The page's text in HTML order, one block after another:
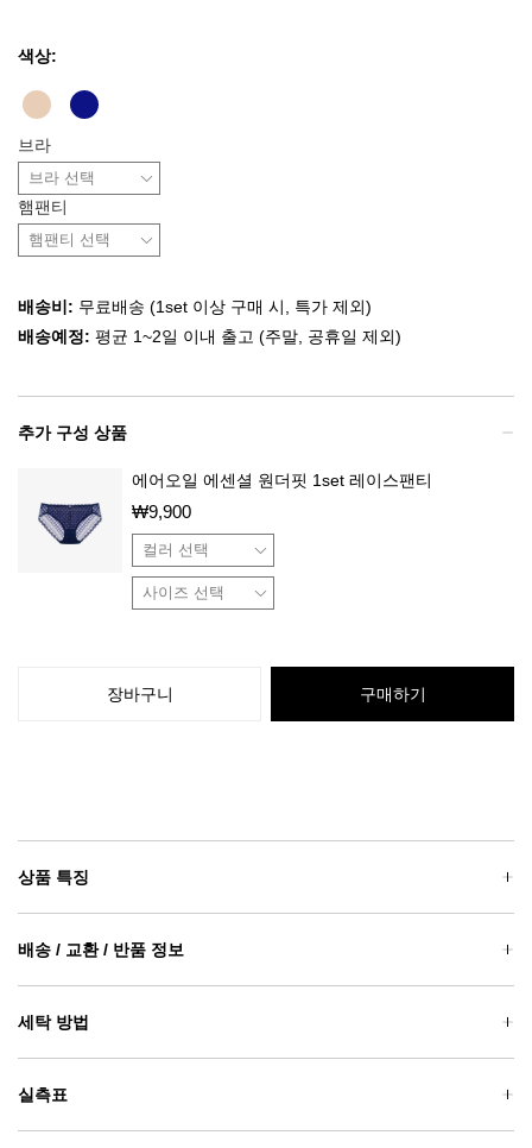
색상:
브라
햄팬티
배송비: 무료배송 (1set 이상 구매 시, 특가 제외)
배송예정: 평균 1~2일 이내 출고 (주말, 공휴일 제외)
추가 구성 상품
에어오일 에센셜 원더핏 1set 레이스팬티
₩9,900
장바구니 구매하기
상품 특징
배송 / 교환 / 반품 정보
세탁 방법
실측표